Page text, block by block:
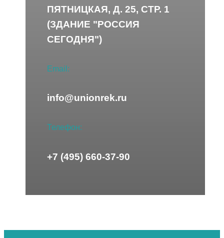
ПЯТНИЦКАЯ, Д. 25, СТР. 1
(ЗДАНИЕ "РОССИЯ
СЕГОДНЯ")
Email:
info@unionrek.ru
Телефон:
+7 (495) 660-37-90